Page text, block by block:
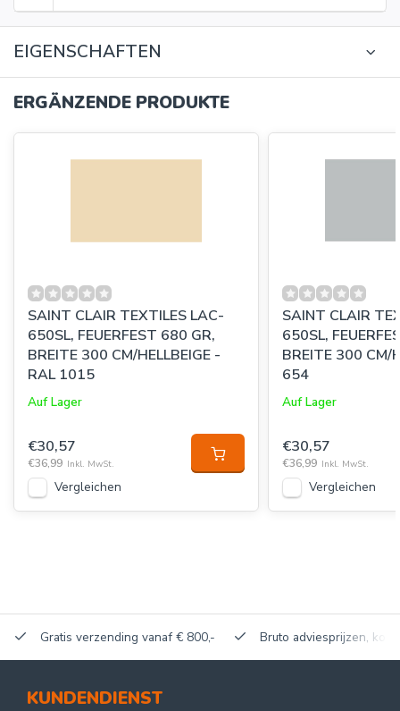
EIGENSCHAFTEN
ERGÄNZENDE PRODUKTE
SAINT CLAIR TEXTILES LAC-
650SL, FEUERFEST 680 GR,
BREITE 300 CM/HELLBEIGE -
RAL 1015
Auf Lager
€30,57
€36,99 Inkl. MwSt.
Vergleichen
SAINT CLAIR
650SL,
BREITE 300 CM/
654
Auf Lager
€30,57
€36,99 Inkl. MwSt.
Vergleichen
Gratis verzending vanaf € 800,- Bruto adviesprijzen,
KUNDENDIENST